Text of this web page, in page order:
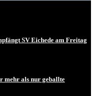
SV Eichede am Freitag
mehr als nur geballte